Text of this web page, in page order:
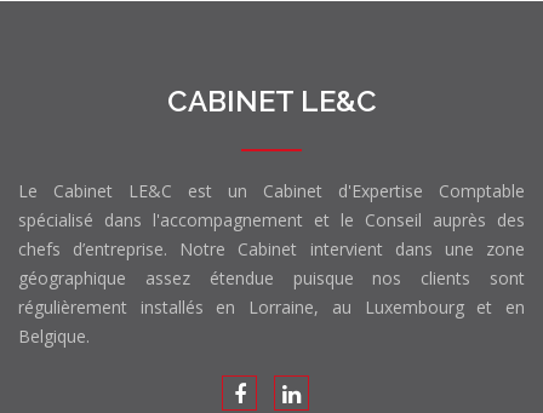
CABINET LE&C
Le Cabinet LE&C est un Cabinet d'Expertise Comptable
spécialisé dans l'accompagnement et le Conseil auprès des
chefs d’entreprise. Notre Cabinet intervient dans une zone
géographique assez étendue puisque nos clients sont
régulièrement installés en Lorraine, au Luxembourg et en
Belgique.